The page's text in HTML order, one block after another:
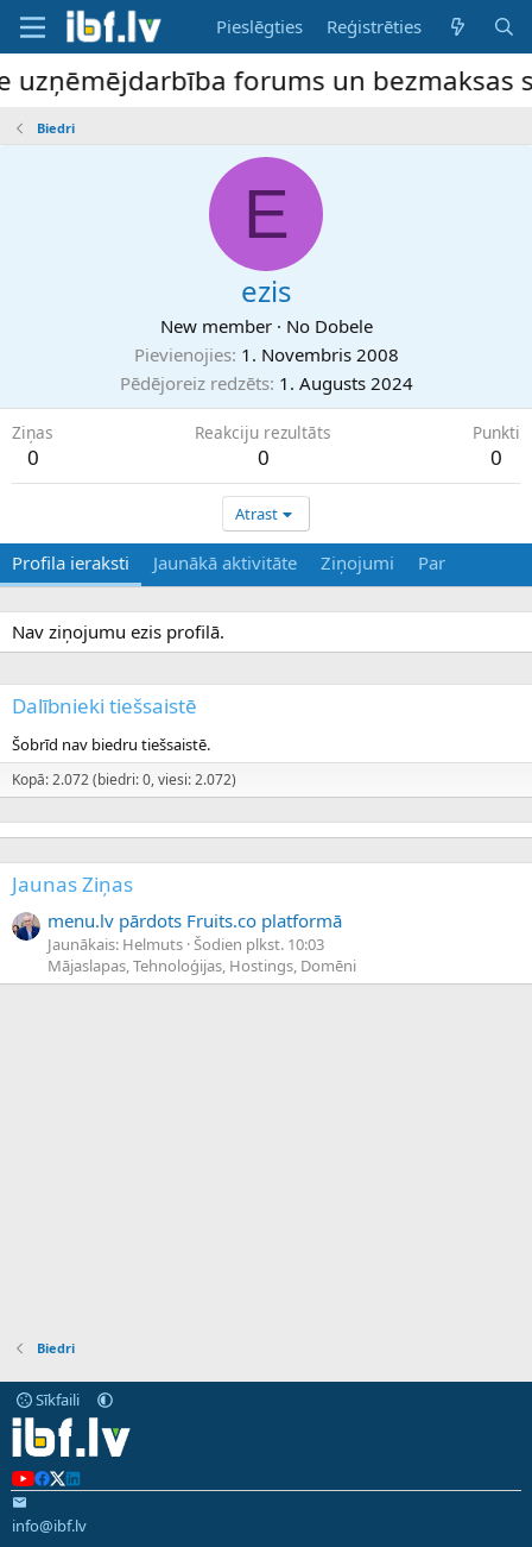
Pieslēgties Reģistrēties
forums un bezmaksas
Biedri
E
ezis
New member · No Dobele
Pievienojies 1. Novembris 2008
Pēdējoreiz redzēts 1. Augusts 2024
Ziņas
0
Reakciju rezultāts
0
Punkti
0
Atrast
Profila ieraksti Jaunākā aktivitāte Ziņojumi Par
Nav ziņojumu ezis profilā.
Dalībnieki tiešsaistē
Šobrīd nav biedru tiešsaistē.
Kopā: 2.072 (biedri: 0, viesi: 2.072)
Jaunas Ziņas
menu.lv pārdots Fruits.co platformā
Jaunākais: Helmuts Šodien plkst. 10:03
Mājaslapas, Tehnoloģijas, Hostings, Domēni
Biedri
Sīkfaili
info@ibf.lv